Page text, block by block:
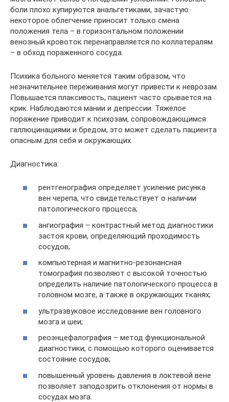
боли плохо купируются анальгетиками, зачастую
некоторое облегчение приносит только смена
положения тела – в горизонтальном положении
венозный кровоток перенаправляется по коллатералям
– в обход пораженного сосуда.
Психика больного меняется таким образом, что
незначительнее переживания могут привести к неврозам.
Повышается плаксивость, пациент часто срывается на
крик. Наблюдаются мании и депрессии. Тяжелое
поражение приводит к психозам, сопровождающимся
галлюцинациями и бредом, это может сделать пациента
опасным для себя и окружающих.
Диагностика:
рентгенография определяет усиление рисунка
вен черепа, что свидетельствует о наличии
патологического процесса;
ангиография – контрастный метод диагностики
застоя крови, определяющий проходимость
сосудов;
компьютерная и магнитно-резонансная
томография позволяют с высокой точностью
определить наличие патологического процесса в
головном мозге, а также в окружающих тканях;
ультразвуковое исследование вен головного
мозга и шеи;
реоэнцефалография – метод функциональной
диагностики, с помощью которого оценивается
состояние сосудов;
повышенный уровень давления в локтевой вене
позволяет заподозрить отклонения от нормы в
сосудах мозга.